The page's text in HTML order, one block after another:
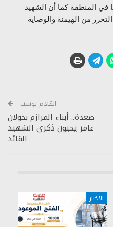
في المنطقة كما أن الشهيد
من الهيمنة والوصاية
القادم بوست
صعدة.. أبناء المرازم بخولان
عامر يحيون ذكرى الشهيد
القائد
الاخبار